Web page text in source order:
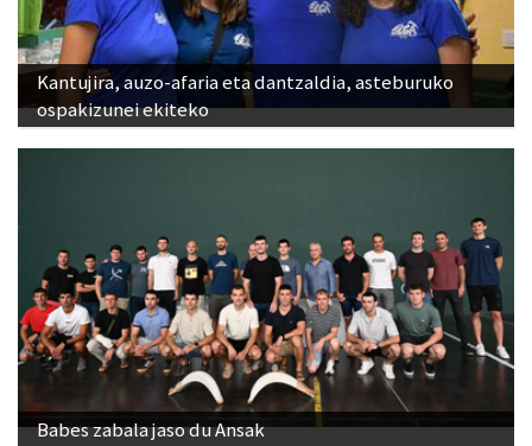
Kantujira, auzo-afaria eta dantzaldia, asteburuko
ospakizunei ekiteko
Babes zabala jaso du Ansak